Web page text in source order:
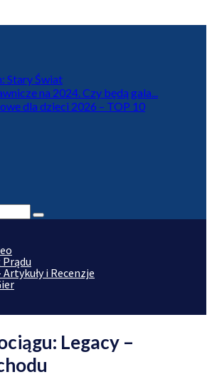
Stary Świat
na 2024. Czy będą gala...
dla dzieci 2026 – TOP 10
i Recenzje
Legacy –